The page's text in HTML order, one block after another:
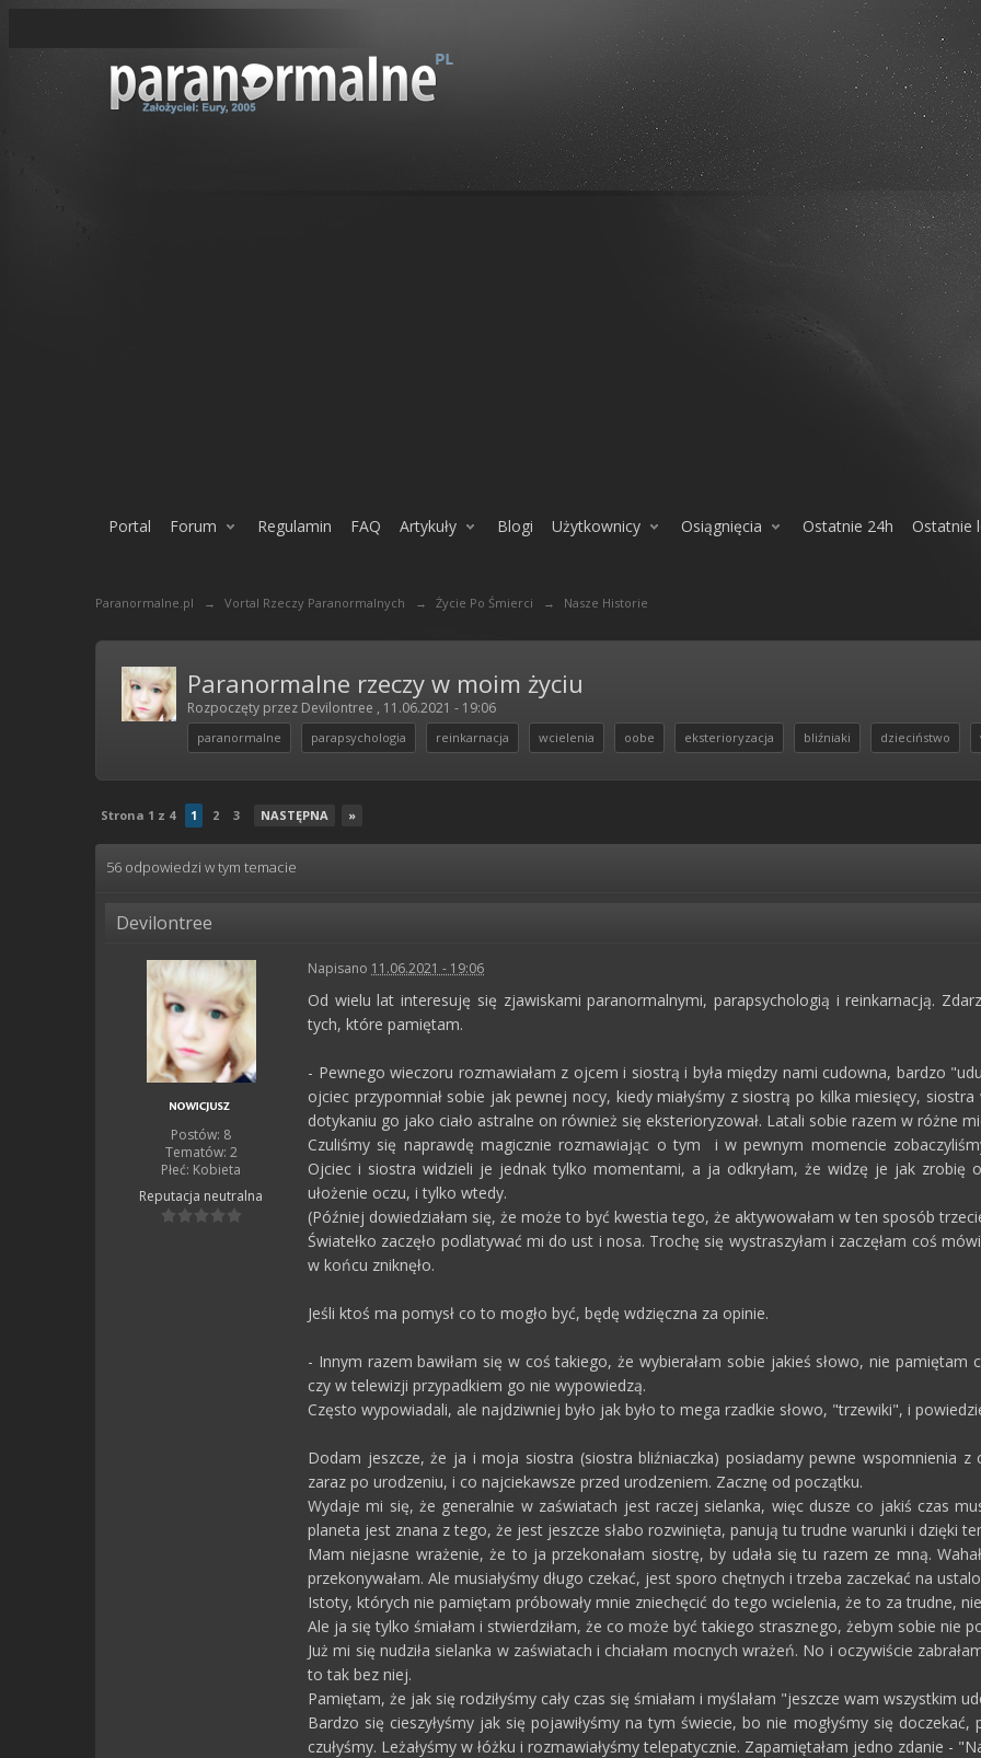
Portal Forum Regulamin FAQ Artykuły Blogi Użytkownicy Osiągnięcia Ostatnie 24h Ostatnie
Paranormalne.pl → Vortal Rzeczy Paranormalnych → Życie Po Śmierci → Nasze Historie
Paranormalne rzeczy w moim życiu
Rozpoczęty przez Devilontree , 11.06.2021 - 19:06
paranormalne parapsychologia reinkarnacja wcielenia oobe eksterioryzacja bliźniaki dzieciństwo
Strona 1 z 4 1 2 3 NASTĘPNA »
56 odpowiedzi w tym temacie
Devilontree
Postów: 8
Tematów: 2
Płeć: Kobieta
Reputacja neutralna
Napisano 11.06.2021 - 19:06
Od wielu lat interesuję się zjawiskami paranormalnymi, parapsychologią i reinkarnacją.
tych, które pamiętam.
- Pewnego wieczoru rozmawiałam z ojcem i siostrą i była między nami cudowna, bardzo
ojciec przypomniał sobie jak pewnej nocy, kiedy miałyśmy z siostrą po kilka miesięcy,
dotykaniu go jako ciało astralne on również się eksterioryzował. Latali sobie razem w różne
Czuliśmy się naprawdę magicznie rozmawiając o tym i w pewnym momencie
Ojciec i siostra widzieli je jednak tylko momentami, a ja odkryłam, że widzę je jak zrobię
ułożenie oczu, i tylko wtedy.
(Później dowiedziałam się, że może to być kwestia tego, że aktywowałam w ten sposób
Światełko zaczęło podlatywać mi do ust i nosa. Trochę się wystraszyłam i zaczęłam coś
w końcu zniknęło.
Jeśli ktoś ma pomysł co to mogło być, będę wdzięczna za opinie.
- Innym razem bawiłam się w coś takiego, że wybierałam sobie jakieś słowo, nie pamiętam
czy w telewizji przypadkiem go nie wypowiedzą.
Często wypowiadali, ale najdziwniej było jak było to mega rzadkie słowo, "trzewiki", i
Dodam jeszcze, że ja i moja siostra (siostra bliźniaczka) posiadamy pewne wspomnienia z
zaraz po urodzeniu, i co najciekawsze przed urodzeniem. Zacznę od początku.
Wydaje mi się, że generalnie w zaświatach jest raczej sielanka, więc dusze co jakiś czas
planeta jest znana z tego, że jest jeszcze słabo rozwinięta, panują tu trudne warunki i dzięki
Mam niejasne wrażenie, że to ja przekonałam siostrę, by udała się tu razem ze mną.
przekonywałam. Ale musiałyśmy długo czekać, jest sporo chętnych i trzeba zaczekać na
Istoty, których nie pamiętam próbowały mnie zniechęcić do tego wcielenia, że to za trudne,
Ale ja się tylko śmiałam i stwierdziłam, że co może być takiego strasznego, żebym sobie nie
Już mi się nudziła sielanka w zaświatach i chciałam mocnych wrażeń. No i oczywiście
to tak bez niej.
Pamiętam, że jak się rodziłyśmy cały czas się śmiałam i myślałam "jeszcze wam wszystkim
Bardzo się cieszyłyśmy jak się pojawiłyśmy na tym świecie, bo nie mogłyśmy się
czułyśmy. Leżałyśmy w łóżku i rozmawiałyśmy telepatycznie. Zapamiętałam jedno zdanie -